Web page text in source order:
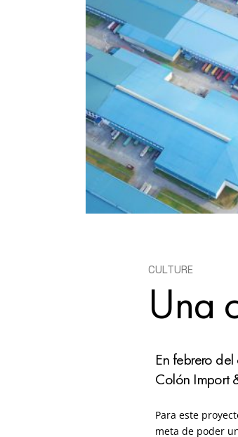
E-COMMERCE &
FULFILLMENT
CULTURE
Una
En febrero
Colón Import
Para este
meta de poder